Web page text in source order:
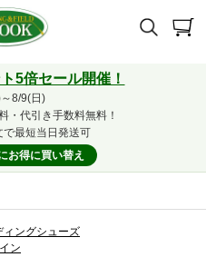
5倍セール開催！
8/9(日)
・代引き手数料無料！
最短当日発送可
お得に買い替え
ィングシューズ
ン